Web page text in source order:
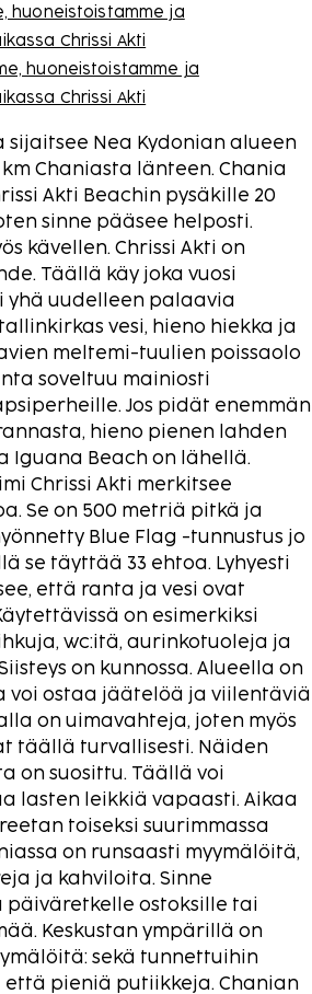
ja
huoneistoistamme ja
Chrissi Akti
huoneistoistamme ja
Chrissi Akti
sijaitsee Nea Kydonian alueen
km Chaniasta länteen. Chania
Akti Beachin pysäkille 20
sinne pääsee helposti.
kävellen. Chrissi Akti on
Täällä käy joka vuosi
yhä uudelleen palaavia
vesi, hieno hiekka ja
meltemi-tuulien poissaolo
soveltuu mainiosti
Jos pidät enemmän
hieno pienen lahden
Iguana Beach on lähellä.
Chrissi Akti merkitsee
Se on 500 metriä pitkä ja
Blue Flag -tunnustus jo
se täyttää 33 ehtoa. Lyhyesti
että ranta ja vesi ovat
on esimerkiksi
wc:itä, aurinkotuoleja ja
on kunnossa. Alueella on
voi ostaa jäätelöä ja viilentäviä
on uimavahteja, joten myös
täällä turvallisesti. Näiden
on suosittu. Täällä voi
lasten leikkiä vapaasti. Aikaa
toiseksi suurimmassa
on runsaasti myymälöitä,
ja kahviloita. Sinne
ostoksille tai
Keskustan ympärillä on
sekä tunnettuihin
että pieniä putiikkeja. Chanian